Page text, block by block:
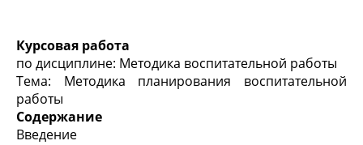
Курсовая работа
по дисциплине: Методика воспитательной работы
Тема: Методика планирования воспитательной
работы
Содержание
Введение